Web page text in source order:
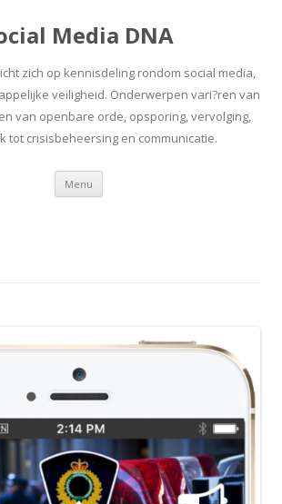
Media DNA
zich op kennisdeling rondom social media,
veiligheid. Onderwerpen vari?ren van
van openbare orde, opsporing, vervolging,
tot crisisbeheersing en communicatie.
Menu Spring
inhoud